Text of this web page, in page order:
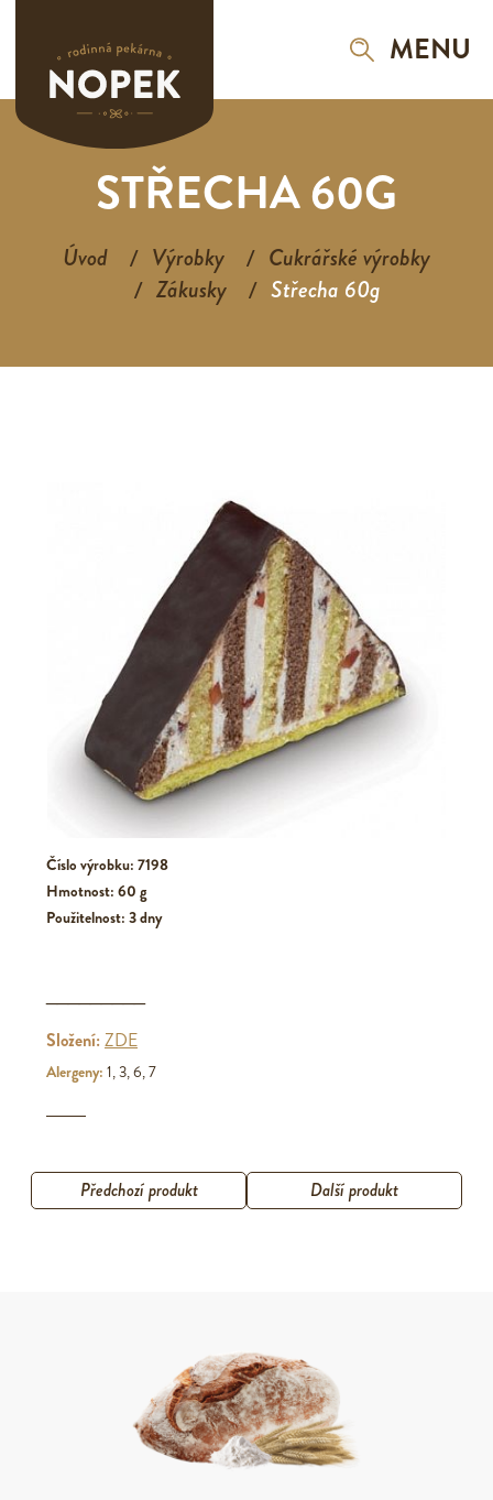
MENU
STŘECHA 60G
Úvod Výrobky
Cukrářské výrobky
Zákusky
Střecha 60g
Číslo výrobku: 7198
Hmotnost: 60 g
Použitelnost: 3 dny
Složení:ZDE
Alergeny: 1, 3, 6, 7
Předchozí produkt Další produkt